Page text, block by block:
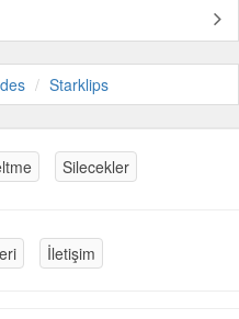
Starklips
Silecekler
İletişim